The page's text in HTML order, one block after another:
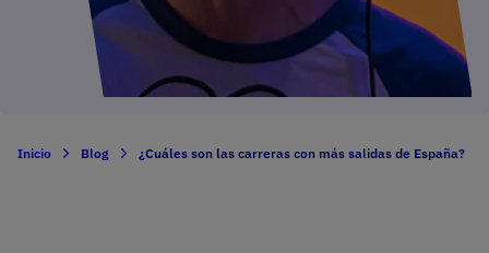
Inicio Blog ¿Cuáles son las carreras con más salidas de España?